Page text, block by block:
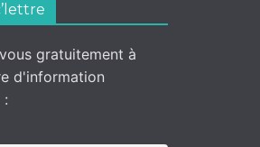
gratuitement à
d'information
: